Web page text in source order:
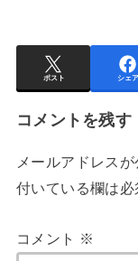
ポスト シェア
コメントを残す
メールアドレス
付いている欄は
コメント ※